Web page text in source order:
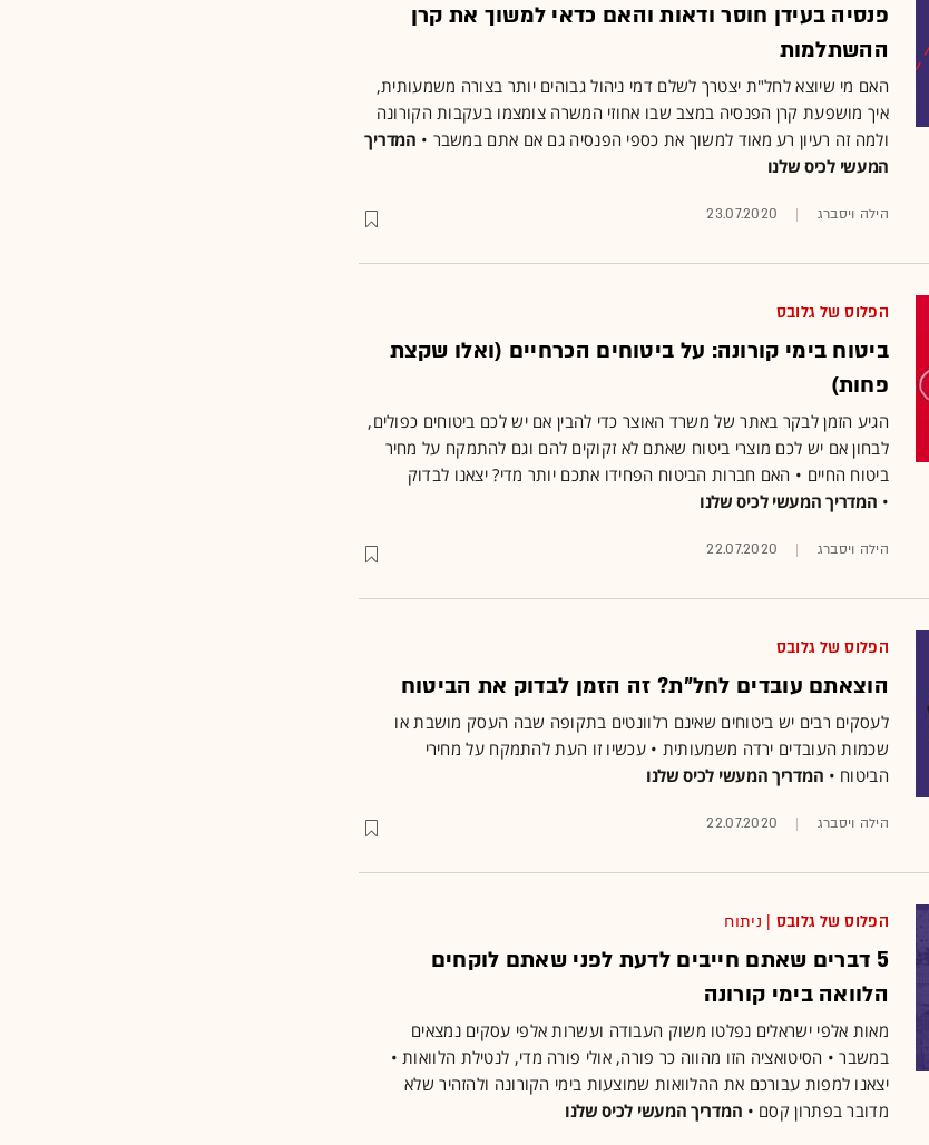
פנסיה בעידן חוסר ודאות והאם כדאי למשוך את קרן
ההשתלמות
האם מי שיוצא לחל"ת יצטרך לשלם דמי ניהול גבוהים יותר בצורה משמעותית,
איך מושפעת קרן הפנסיה במצב שבו אחוזי המשרה צומצמו בעקבות הקורונה
ולמה זה רעיון רע מאוד למשוך את כספי הפנסיה גם אם אתם במשבר • המדריך
המעשי לכיס שלנו
הילה ויסברג 23.07.2020
הפלוס של גלובס
ביטוח בימי קורונה: על ביטוחים הכרחיים (ואלו שקצת
פחות)
הגיע הזמן לבקר באתר של משרד האוצר כדי להבין אם יש לכם ביטוחים כפולים,
לבחון אם יש לכם מוצרי ביטוח שאתם לא זקוקים להם וגם להתמקח על מחיר
ביטוח החיים • האם חברות הביטוח הפחידו אתכם יותר מדי? יצאנו לבדוק
• המדריך המעשי לכיס שלנו
הילה ויסברג 22.07.2020
הפלוס של גלובס
הוצאתם עובדים לחל"ת? זה הזמן לבדוק את הביטוח
לעסקים רבים יש ביטוחים שאינם רלוונטים בתקופה שבה העסק מושבת או
שכמות העובדים ירדה משמעותית • עכשיו זו העת להתמקח על מחירי
הביטוח • המדריך המעשי לכיס שלנו
הילה ויסברג 22.07.2020
הפלוס של גלובס | ניתוח
5 דברים שאתם חייבים לדעת לפני שאתם לוקחים
הלוואה בימי קורונה
מאות אלפי ישראלים נפלטו משוק העבודה ועשרות אלפי עסקים נמצאים
במשבר • הסיטואציה הזו מהווה כר פורה, אולי פורה מדי, לנטילת הלוואות •
יצאנו למפות עבורכם את ההלוואות שמוצעות בימי הקורונה ולהזהיר שלא
מדובר בפתרון קסם • המדריך המעשי לכיס שלנו